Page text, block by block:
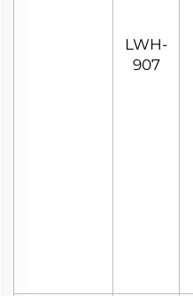
LWH-
907